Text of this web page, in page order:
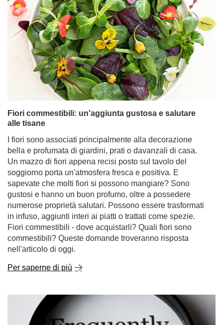
Fiori commestibili: un'aggiunta gustosa e salutare
alle tisane
I fiori sono associati principalmente alla decorazione
bella e profumata di giardini, prati o davanzali di casa.
Un mazzo di fiori appena recisi posto sul tavolo del
soggiorno porta un'atmosfera fresca e positiva. E
sapevate che molti fiori si possono mangiare? Sono
gustosi e hanno un buon profumo, oltre a possedere
numerose proprietà salutari. Possono essere trasformati
in infuso, aggiunti interi ai piatti o trattati come spezie.
Fiori commestibili - dove acquistarli? Quali fiori sono
commestibili? Queste domande troveranno risposta
nell'articolo di oggi.
Per saperne di più